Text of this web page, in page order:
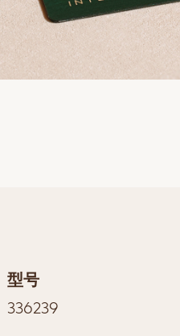
型号
336239